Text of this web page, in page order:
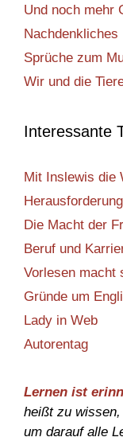
Und noch mehr
Nachdenkliches
Sprüche zum
Wir und die
Interessante
Mit Inslewis die
Die Macht der
Beruf und
Vorlesen macht
Gründe um
Lady in Web
Autorentag
Lernen ist
heißt zu
um darauf alle